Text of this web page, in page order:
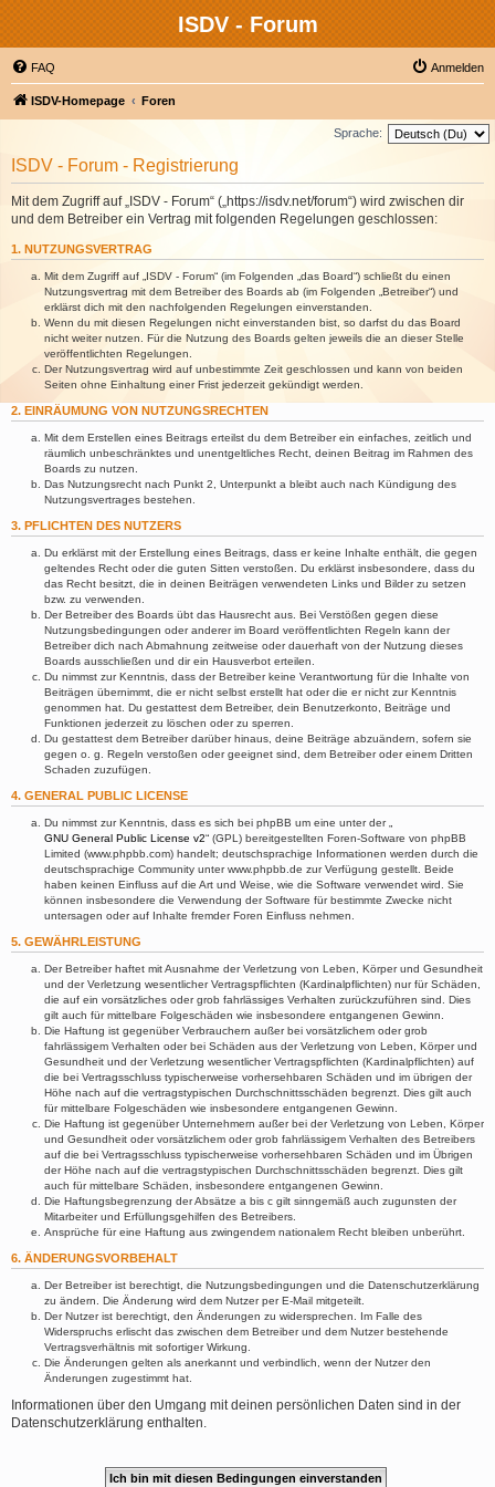
ISDV - Forum
FAQ Anmelden
ISDV-Homepage Foren
Sprache:
ISDV - Forum - Registrierung
Mit dem Zugriff auf „ISDV - Forum“ („https://isdv.net/forum“) wird zwischen dir
und dem Betreiber ein Vertrag mit folgenden Regelungen geschlossen:
1. NUTZUNGSVERTRAG
Mit dem Zugriff auf „ISDV - Forum“ (im Folgenden „das Board“) schließt du einen
Nutzungsvertrag mit dem Betreiber des Boards ab (im Folgenden „Betreiber“) und
erklärst dich mit den nachfolgenden Regelungen einverstanden.
Wenn du mit diesen Regelungen nicht einverstanden bist, so darfst du das Board
nicht weiter nutzen. Für die Nutzung des Boards gelten jeweils die an dieser Stelle
veröffentlichten Regelungen.
Der Nutzungsvertrag wird auf unbestimmte Zeit geschlossen und kann von beiden
Seiten ohne Einhaltung einer Frist jederzeit gekündigt werden.
2. EINRÄUMUNG VON NUTZUNGSRECHTEN
Mit dem Erstellen eines Beitrags erteilst du dem Betreiber ein einfaches, zeitlich und
räumlich unbeschränktes und unentgeltliches Recht, deinen Beitrag im Rahmen des
Boards zu nutzen.
Das Nutzungsrecht nach Punkt 2, Unterpunkt a bleibt auch nach Kündigung des
Nutzungsvertrages bestehen.
3. PFLICHTEN DES NUTZERS
Du erklärst mit der Erstellung eines Beitrags, dass er keine Inhalte enthält, die gegen
geltendes Recht oder die guten Sitten verstoßen. Du erklärst insbesondere, dass du
das Recht besitzt, die in deinen Beiträgen verwendeten Links und Bilder zu setzen
bzw. zu verwenden.
Der Betreiber des Boards übt das Hausrecht aus. Bei Verstößen gegen diese
Nutzungsbedingungen oder anderer im Board veröffentlichten Regeln kann der
Betreiber dich nach Abmahnung zeitweise oder dauerhaft von der Nutzung dieses
Boards ausschließen und dir ein Hausverbot erteilen.
Du nimmst zur Kenntnis, dass der Betreiber keine Verantwortung für die Inhalte von
Beiträgen übernimmt, die er nicht selbst erstellt hat oder die er nicht zur Kenntnis
genommen hat. Du gestattest dem Betreiber, dein Benutzerkonto, Beiträge und
Funktionen jederzeit zu löschen oder zu sperren.
Du gestattest dem Betreiber darüber hinaus, deine Beiträge abzuändern, sofern sie
gegen o. g. Regeln verstoßen oder geeignet sind, dem Betreiber oder einem Dritten
Schaden zuzufügen.
4. GENERAL PUBLIC LICENSE
Du nimmst zur Kenntnis, dass es sich bei phpBB um eine unter der „
GNU General Public License v2“ (GPL) bereitgestellten Foren-Software von phpBB
Limited (www.phpbb.com) handelt; deutschsprachige Informationen werden durch die
deutschsprachige Community unter www.phpbb.de zur Verfügung gestellt. Beide
haben keinen Einfluss auf die Art und Weise, wie die Software verwendet wird. Sie
können insbesondere die Verwendung der Software für bestimmte Zwecke nicht
untersagen oder auf Inhalte fremder Foren Einfluss nehmen.
5. GEWÄHRLEISTUNG
Der Betreiber haftet mit Ausnahme der Verletzung von Leben, Körper und Gesundheit
und der Verletzung wesentlicher Vertragspflichten (Kardinalpflichten) nur für Schäden,
die auf ein vorsätzliches oder grob fahrlässiges Verhalten zurückzuführen sind. Dies
gilt auch für mittelbare Folgeschäden wie insbesondere entgangenen Gewinn.
Die Haftung ist gegenüber Verbrauchern außer bei vorsätzlichem oder grob
fahrlässigem Verhalten oder bei Schäden aus der Verletzung von Leben, Körper und
Gesundheit und der Verletzung wesentlicher Vertragspflichten (Kardinalpflichten) auf
die bei Vertragsschluss typischerweise vorhersehbaren Schäden und im übrigen der
Höhe nach auf die vertragstypischen Durchschnittsschäden begrenzt. Dies gilt auch
für mittelbare Folgeschäden wie insbesondere entgangenen Gewinn.
Die Haftung ist gegenüber Unternehmern außer bei der Verletzung von Leben, Körper
und Gesundheit oder vorsätzlichem oder grob fahrlässigem Verhalten des Betreibers
auf die bei Vertragsschluss typischerweise vorhersehbaren Schäden und im Übrigen
der Höhe nach auf die vertragstypischen Durchschnittsschäden begrenzt. Dies gilt
auch für mittelbare Schäden, insbesondere entgangenen Gewinn.
Die Haftungsbegrenzung der Absätze a bis c gilt sinngemäß auch zugunsten der
Mitarbeiter und Erfüllungsgehilfen des Betreibers.
Ansprüche für eine Haftung aus zwingendem nationalem Recht bleiben unberührt.
6. ÄNDERUNGSVORBEHALT
Der Betreiber ist berechtigt, die Nutzungsbedingungen und die Datenschutzerklärung
zu ändern. Die Änderung wird dem Nutzer per E-Mail mitgeteilt.
Der Nutzer ist berechtigt, den Änderungen zu widersprechen. Im Falle des
Widerspruchs erlischt das zwischen dem Betreiber und dem Nutzer bestehende
Vertragsverhältnis mit sofortiger Wirkung.
Die Änderungen gelten als anerkannt und verbindlich, wenn der Nutzer den
Änderungen zugestimmt hat.
Informationen über den Umgang mit deinen persönlichen Daten sind in der
Datenschutzerklärung enthalten.